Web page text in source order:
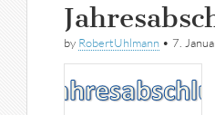
by RobertUhlmann • 7.